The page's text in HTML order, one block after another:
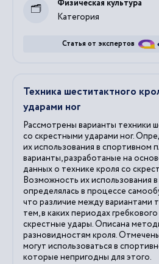
Категория
Физическая культура
Статья от экспертов
Техника шеститактного
ударами ног
Рассмотрены варианты техники
со скрестными ударами ног.
их использования в спортивном
варианты, разработаные на
данных о технике кроля со
Возможность их использования
определялась в процессе
что различие между вариантами
тем, в каких периодах
скрестные удары. Описана
разновидностям кроля.
могут использоваться в
которые непригодны для этого.